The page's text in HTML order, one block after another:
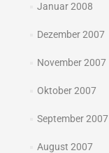
Januar 2008
Dezember 2007
November 2007
Oktober 2007
September 2007
August 2007